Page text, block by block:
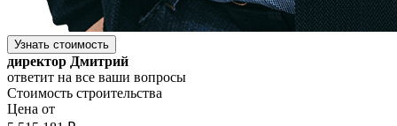
Узнать стоимость
директор Дмитрий
ответит на все ваши вопросы
Стоимость строительства
Цена от